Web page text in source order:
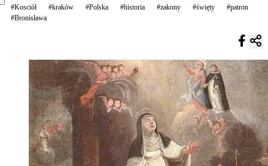
#Kosciół #kraków #Polska #historia #zakony #święty
#patron
#Bronisława